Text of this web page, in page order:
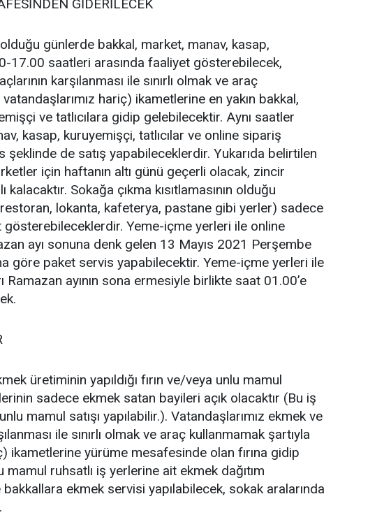
GİDERİLECEK
olduğu günlerde bakkal, market, manav, kasap,
17.00 saatleri arasında faaliyet gösterebilecek,
karşılanması ile sınırlı olmak ve araç
hariç) ikametlerine en yakın bakkal,
ve tatlıcılara gidip gelebilecektir. Aynı saatler
kasap, kuruyemişçi, tatlıcılar ve online sipariş
de satış yapabileceklerdir. Yukarıda belirtilen
için haftanın altı günü geçerli olacak, zincir
Sokağa çıkma kısıtlamasının olduğu
lokanta, kafeterya, pastane gibi yerler) sadece
Yeme-içme yerleri ile online
ayı sonuna denk gelen 13 Mayıs 2021 Perşembe
göre paket servis yapabilecektir. Yeme-içme yerleri ile
ayının sona ermesiyle birlikte saat 01.00’e
üretiminin yapıldığı fırın ve/veya unlu mamul
sadece ekmek satan bayileri açık olacaktır (Bu iş
mamul satışı yapılabilir.). Vatandaşlarımız ekmek ve
ile sınırlı olmak ve araç kullanmamak şartıyla
ikametlerine yürüme mesafesinde olan fırına gidip
mamul ruhsatlı iş yerlerine ait ekmek dağıtım
ekmek servisi yapılabilecek, sokak aralarında